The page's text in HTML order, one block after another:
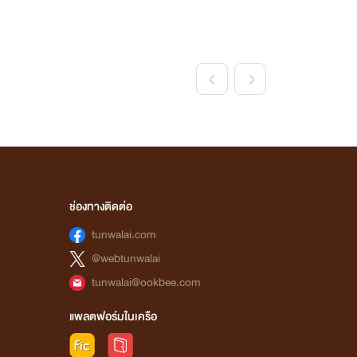
< >
ช่องทางติดต่อ
tunwalai.com
@webtunwalai
tunwalai@ookbee.com
แพลตฟอร์มในเครือ